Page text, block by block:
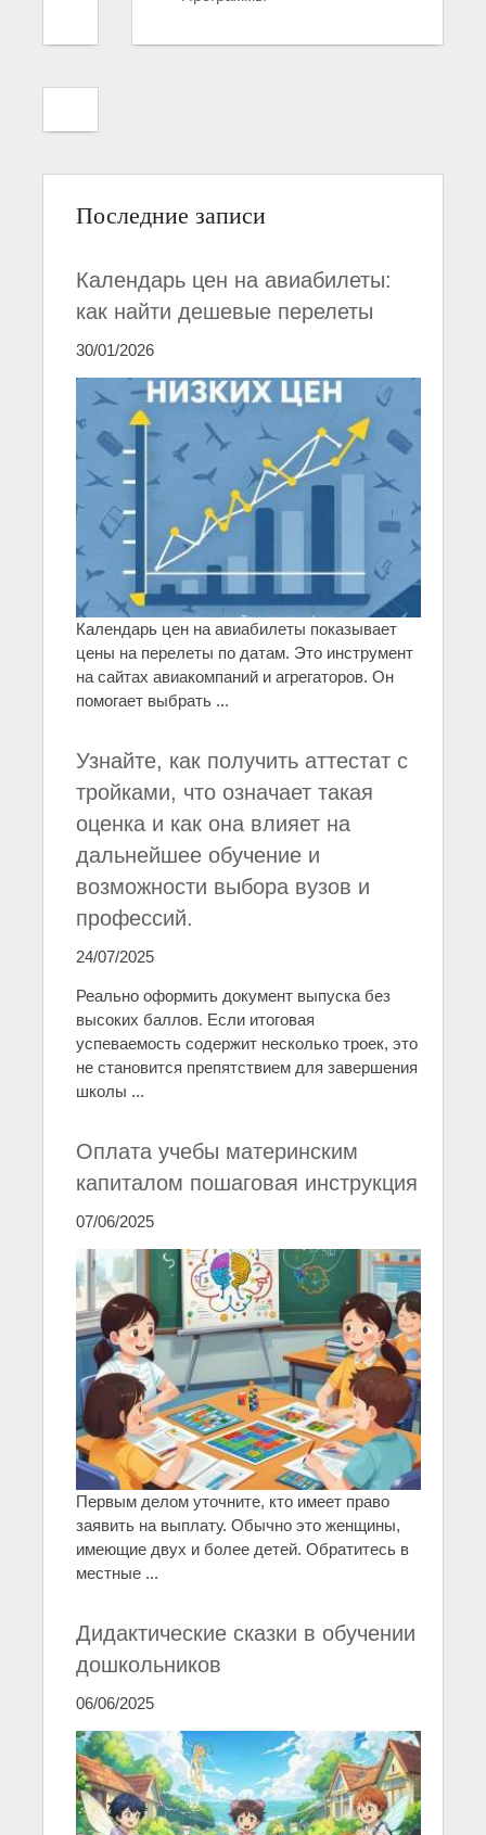
Последние записи
Календарь цен на авиабилеты:
как найти дешевые перелеты
30/01/2026
Календарь цен на авиабилеты показывает
цены на перелеты по датам. Это инструмент
на сайтах авиакомпаний и агрегаторов. Он
помогает выбрать ...
Узнайте, как получить аттестат с
тройками, что означает такая
оценка и как она влияет на
дальнейшее обучение и
возможности выбора вузов и
профессий.
24/07/2025
Реально оформить документ выпуска без
высоких баллов. Если итоговая
успеваемость содержит несколько троек, это
не становится препятствием для завершения
школы ...
Оплата учебы материнским
капиталом пошаговая инструкция
07/06/2025
Первым делом уточните, кто имеет право
заявить на выплату. Обычно это женщины,
имеющие двух и более детей. Обратитесь в
местные ...
Дидактические сказки в обучении
дошкольников
06/06/2025